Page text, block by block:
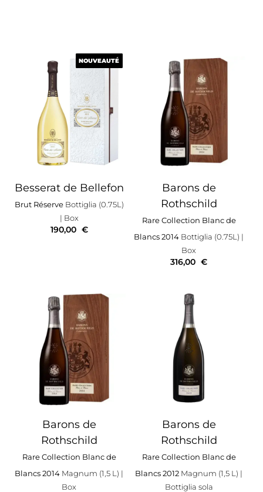
NOUVEAUTÉ
Besserat de Bellefon
Brut Réserve Bottiglia (0.75L)
| Box
NOUVEAUTÉ
190,00 €
Barons de
Rothschild
Rare Collection Blanc de
Blancs 2014 Bottiglia (0.75L) |
Box
316,00 €
Barons de
Rothschild
Rare Collection Blanc de
Blancs 2014 Magnum (1,5 L) |
Box
Barons de
Rothschild
Rare Collection Blanc de
Blancs 2012 Magnum (1,5 L) |
Bottiglia sola